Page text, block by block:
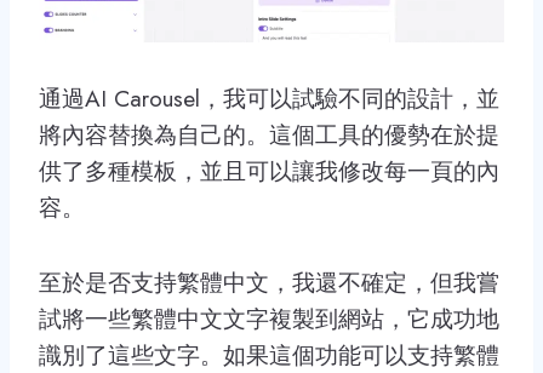
通過AI Carousel，我可以試驗不同的設計，並
將內容替換為自己的。這個工具的優勢在於提
供了多種模板，並且可以讓我修改每一頁的內
容。
至於是否支持繁體中文，我還不確定，但我嘗
試將一些繁體中文文字複製到網站，它成功地
識別了這些文字。如果這個功能可以支持繁體